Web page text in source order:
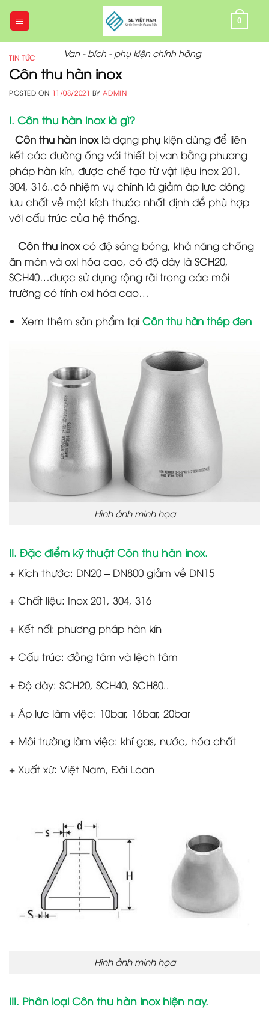
Van - bích - phụ kiện chính hãng
0
TIN TỨC
Côn thu hàn inox
POSTED ON 11/08/2021 BY ADMIN
I. Côn thu hàn inox là gì?
Côn thu hàn inoxlà dạng phụ kiện dùng để liên
kết các đường ống với thiết bị van bằng phương
pháp hàn kín, được chế tạo từ vật liệu inox 201,
304, 316..có nhiệm vụ chính là giảm áp lực dòng
lưu chất về một kích thước nhất định để phù hợp
với cấu trúc của hệ thống.
Côn thu inoxcó độ sáng bóng, khả năng chống
ăn mòn và oxi hóa cao, có độ dày là SCH20,
SCH40…được sử dụng rộng rãi trong các môi
trường có tính oxi hóa cao…
Xem thêm sản phẩm tại Côn thu hàn thép đen
Hình ảnh minh họa
II. Đặc điểm kỹ thuật Côn thu hàn inox.
+ Kích thước: DN20 – DN800 giảm về DN15
+ Chất liệu: Inox 201, 304, 316
+ Kết nối: phương pháp hàn kín
+ Cấu trúc: đồng tâm và lệch tâm
+ Độ dày: SCH20, SCH40, SCH80..
+ Áp lực làm việc: 10bar, 16bar, 20bar
+ Môi trường làm việc: khí gas, nước, hóa chất
+ Xuất xứ: Việt Nam, Đài Loan
Hình ảnh minh họa
III. Phân loại Côn thu hàn inox hiện nay.